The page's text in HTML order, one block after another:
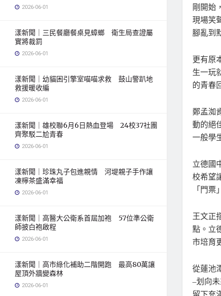
2026-06-01
漾新聞｜三民餐廳餐桌見蟑螂 衛生局查證屬
實將裁罰
2026-06-01
漾新聞｜幼貓困引擎室喵喵求救 鼓山警趴地
救援暖收編
2026-06-01
漾新聞｜雄校聯6月6日熱血登場 24校37社團
齊聚駁二尬青春
2026-06-01
漾新聞｜珍珠丸子包進親情 河堤親子手作讓
凍檸茶盛滿幸福
2026-06-01
漾新聞｜高醫大公衛系首屆加袍 57位準公衛
師披白袍啟程
2026-06-01
漾新聞｜高市綠化補助二階開跑 最高80萬讓
屋頂外牆變森林
2026-06-01
剛開始
現場笑
腳亂到
更有原
生一玩
的青春
鄭孟洳
動的絕
一般學
立德國
校希望
「門
王文正
點。立
市培育
從蓮池
–划向